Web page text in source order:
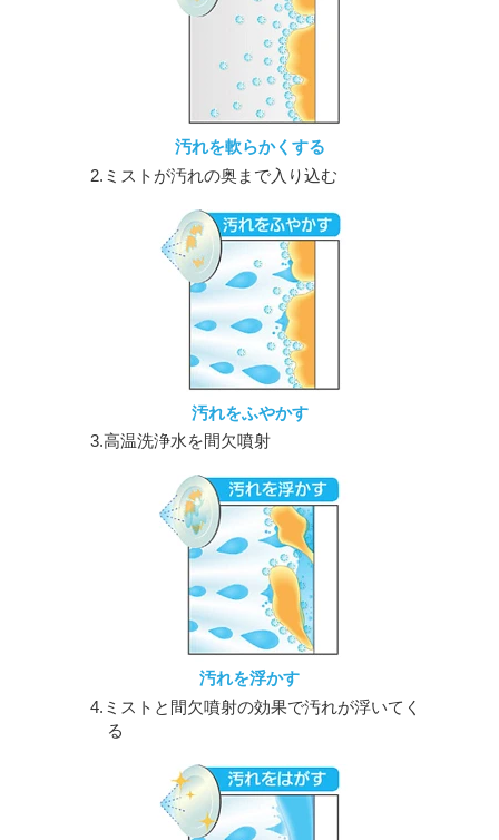
汚れを軟らかくする
2.ミストが汚れの奥まで入り込む
汚れをふやかす
3.高温洗浄水を間欠噴射
汚れを浮かす
4.ミストと間欠噴射の効果で汚れが浮いてく
る